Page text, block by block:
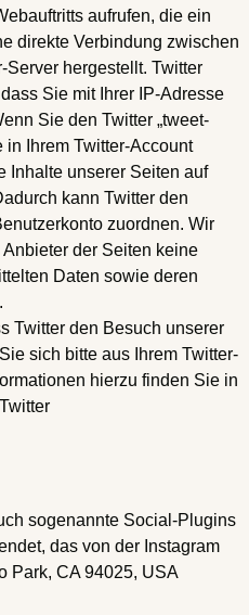
aufrufen, die ein
direkte Verbindung zwischen
Server hergestellt. Twitter
Sie mit Ihrer IP-Adresse
Sie den Twitter „tweet-
in Ihrem Twitter-Account
Inhalte unserer Seiten auf
kann Twitter den
zuordnen. Wir
der Seiten keine
Daten sowie deren
Twitter den Besuch unserer
sich bitte aus Ihrem Twitter-
hierzu finden Sie in
sogenannte Social-Plugins
das von der Instagram
Park, CA 94025, USA